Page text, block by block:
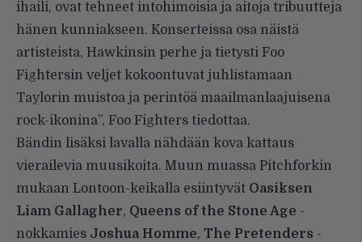
ihaili, ovat tehneet intohimoisia ja aitoja tribuutteja
hänen kunniakseen. Konserteissa osa näistä
artisteista, Hawkinsin perhe ja tietysti Foo
Fightersin veljet kokoontuvat juhlistamaan
Taylorin muistoa ja perintöä maailmanlaajuisena
rock-ikonina”, Foo Fighters tiedottaa.
Bändin lisäksi lavalla nähdään kova kattaus
vierailevia muusikoita. Muun muassa Pitchforkin
mukaan Lontoon-keikalla esiintyvät Oasiksen
Liam Gallagher, Queens of the Stone Age -
nokkamies Joshua Homme, The Pretenders -